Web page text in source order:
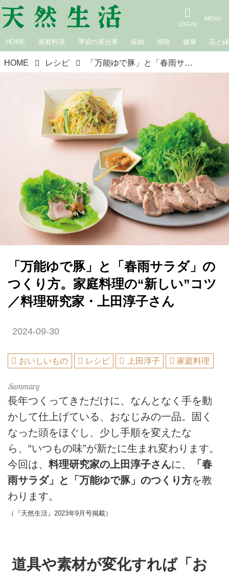
HOME 家庭料理 季節の家仕事 収納 掃除 健康 花と緑
HOME レシピ 「万能ゆで豚」と「春雨サラダ」のつくり方。家庭料理の“新しい”コツ／料理研究家・上田淳子さん
「万能ゆで豚」と「春雨サラダ」の
つくり方。家庭料理の“新しい”コツ
／料理研究家・上田淳子さん
2024-09-30
おいしいもの レシピ 上田淳子 家庭料理
長年つくってきただけに、なんとなく手を動
かして仕上げている、おなじみの一品。固く
なった頭をほぐし、少し手順を変えたな
ら、“いつもの味”が新たに生まれ変わります。
今回は、 料理研究家の上田淳子さんに、
「春
雨サラダ」と「万能ゆで豚」のつくり方を教
わります。
（『天然生活』2023年9月号掲載）
道具や素材が変化すれば「お